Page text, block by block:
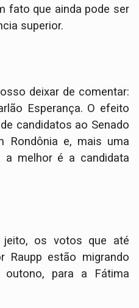
fato que ainda pode ser
superior.
deixar de comentar:
Esperança. O efeito
candidatos ao Senado
Rondônia e, mais uma
a melhor é a candidata
os votos que até
Raupp estão migrando
para a Fátima